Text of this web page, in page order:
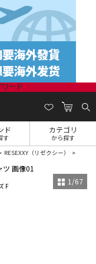
ド
す
カテゴリ
から探す
RESEXXY（リゼクシー）
F 1 /67